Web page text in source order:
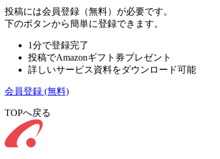
投稿には会員登録（無料）が必要です。
下のボタンから簡単に登録できます。
1分で登録完了
投稿でAmazonギフト券プレゼント
詳しいサービス資料をダウンロード可能
会員登録 (無料)
TOPへ戻る